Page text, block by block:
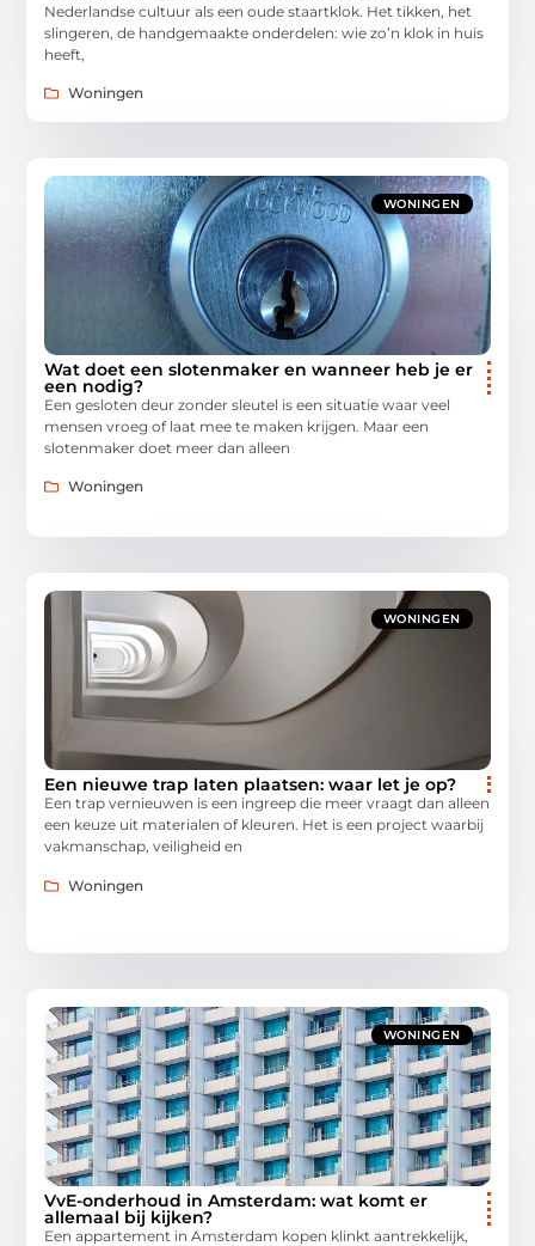
Nederlandse cultuur als een oude staartklok. Het tikken, het
slingeren, de handgemaakte onderdelen: wie zo’n klok in huis
heeft,
Woningen
WONINGEN
Wat doet een slotenmaker en wanneer heb je er
een nodig?
Een gesloten deur zonder sleutel is een situatie waar veel
mensen vroeg of laat mee te maken krijgen. Maar een
slotenmaker doet meer dan alleen
Woningen
WONINGEN
Een nieuwe trap laten plaatsen: waar let je op?
Een trap vernieuwen is een ingreep die meer vraagt dan alleen
een keuze uit materialen of kleuren. Het is een project waarbij
vakmanschap, veiligheid en
Woningen
WONINGEN
VvE-onderhoud in Amsterdam: wat komt er
allemaal bij kijken?
Een appartement in Amsterdam kopen klinkt aantrekkelijk,